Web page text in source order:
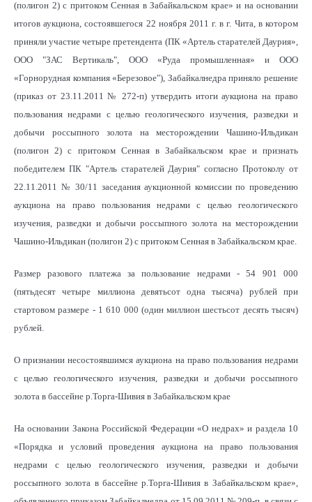
(полигон 2) с притоком Сенная в Забайкальском крае» и на основании
итогов аукциона, состоявшегося 22 ноября 2011 г. в г. Чита, в котором
приняли участие четыре претендента (ПК «Артель старателей Даурия»,
ООО "ЗАС Вертикаль", ООО «Руда промышленная» и ООО
«Горнорудная компания «Березовое"), Забайкалнедра приняло решение
(приказ от 23.11.2011 № 272-п) утвердить итоги аукциона на право
пользования недрами с целью геологического изучения, разведки и
добычи россыпного золота на месторождении Чашино-Ильдикан
(полигон 2) с притоком Сенная в Забайкальском крае и признать
победителем ПК "Артель старателей Даурия" согласно Протоколу от
22.11.2011 № 30/11 заседания аукционной комиссии по проведению
аукциона на право пользования недрами с целью геологического
изучения, разведки и добычи россыпного золота на месторождении
Чашино-Ильдикан (полигон 2) с притоком Сенная в Забайкальском крае.
Размер разового платежа за пользование недрами - 54 901 000
(пятьдесят четыре миллиона девятьсот одна тысяча) рублей при
стартовом размере - 1 610 000 (один миллион шестьсот десять тысяч)
рублей.
О признании несостоявшимся аукциона на право пользования недрами
с целью геологического изучения, разведки и добычи россыпного
золота в бассейне р.Торга-Шивия в Забайкальском крае
На основании Закона Российской Федерации «О недрах» и раздела 10
«Порядка и условий проведения аукциона на право пользования
недрами с целью геологического изучения, разведки и добычи
россыпного золота в бассейне р.Торга-Шивия в Забайкальском крае»,